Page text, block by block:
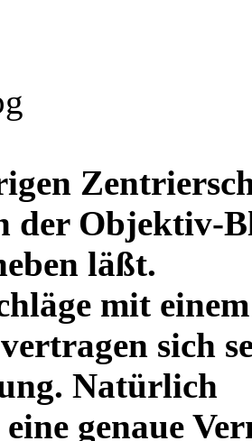
der Objektiv-
läßt.
mit
sich
Natürlich
genaue